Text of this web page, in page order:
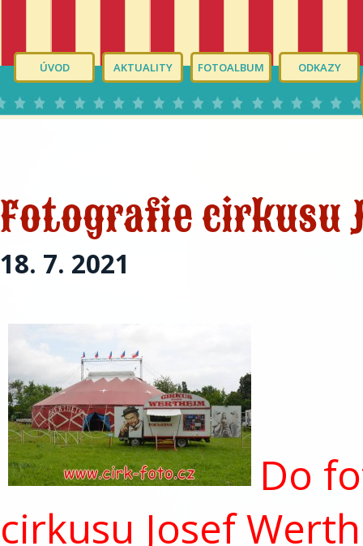
ÚVOD AKTUALITY FOTOALBUM ODKAZY
Fotografie cirkusu
18. 7. 2021
Do
cirkusu Josef